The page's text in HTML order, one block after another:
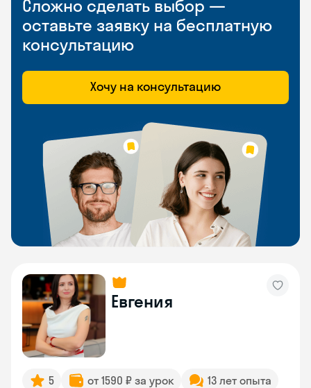
Сложно сделать выбор —
оставьте заявку на бесплатную
консультацию
Хочу на консультацию
Евгения
5 от 1590 ₽ за урок
13 лет опыта